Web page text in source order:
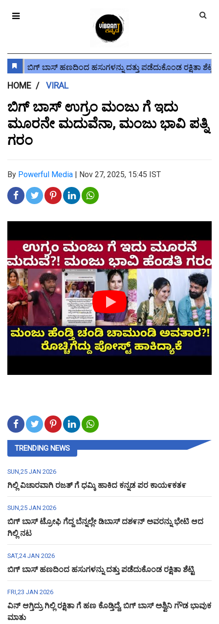
HOME VIRAL
ಬಿಗ್ ಬಾಸ್ ಉಗ್ರಂ ಮಂಜು ಗೆ ಇದು
ಮೂರನೇ ಮದುವೆನಾ, ಮಂಜು ಭಾವಿ ಪತ್ನಿ
ಗರಂ
By Powerful Media | Nov 27, 2025, 15:45 IST
TRENDING NEWS
SUN,25 JAN 2026
ಗಿಲ್ಲಿ ವಿಚಾರವಾಗಿ ರಜತ್ ಗೆ ಧಮ್ಕಿ ಹಾಕಿದ ಕನ್ನಡ ಪರ ಕಾಯ೯ಕತ೯
SUN,25 JAN 2026
ಬಿಗ್ ಬಾಸ್ ಟ್ರೋಫಿ ಗೆದ್ದ ಬೆನ್ನಲ್ಲೇ ಡಿಬಾಸ್ ದಶ೯ನ್ ಅವರನ್ನು ಭೇಟಿ ಆದ
ಗಿಲ್ಲಿ ನಟ
SAT,24 JAN 2026
ಬಿಗ್ ಬಾಸ್ ಹಣದಿಂದ ಹಸುಗಳನ್ನು ದತ್ತು ಪಡೆದುಕೊಂಡ ರಕ್ಷಿತಾ ಶೆಟ್ಟಿ
FRI,23 JAN 2026
ವಿನ್ ಆಗ್ತಿದ್ರು ಗಿಲ್ಲಿ ರಕ್ಷಿತಾ ಗೆ ಹಣ ಕೊಡ್ತಿದ್ದೆ, ಬಿಗ್ ಬಾಸ್ ಅಶ್ವಿನಿ ಗೌಡ ಭಾವುಕ
ಮಾತು